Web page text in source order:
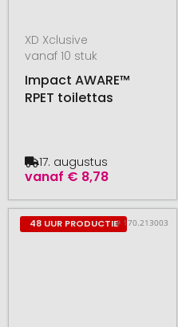
XD Xclusive
vanaf 10 stuk
Impact AWARE™
RPET toilettas
vanaf € 8,78
17. augustus
48 UUR PRODUCTIE# 170.213003